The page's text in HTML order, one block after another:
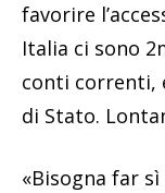
favorire
Italia ci sono
conti
di Stato.
«Bisogna far